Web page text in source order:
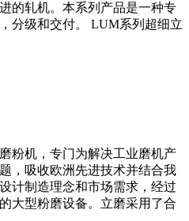
的轧机。本系列产品是一种专
分级和交付。 LUM系列超细立
粉机，专门为解决工业磨机产
，吸收欧洲先进技术并结合我
计制造理念和市场需求，经过
大型粉磨设备。立磨采用了合